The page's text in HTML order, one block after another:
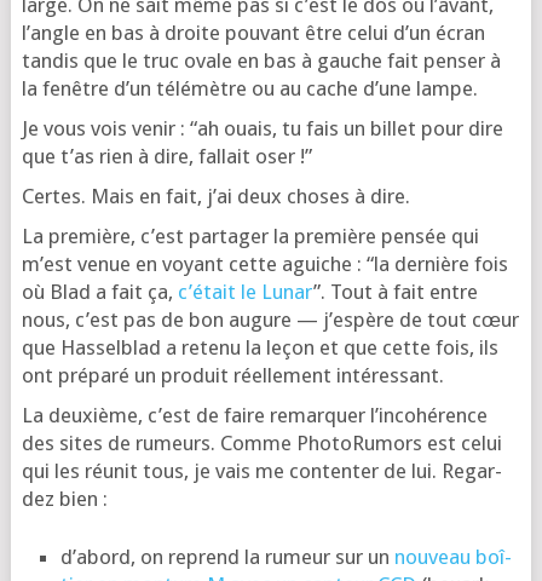
l’angle en bas à droite pou­vant être celui d’un écran
tan­dis que le truc ovale en bas à gauche fait pen­ser à
la fenêtre d’un télé­mètre ou au cache d’une lampe.
Je vous vois venir : “ah ouais, tu fais un billet pour dire
que t’as rien à dire, fal­lait oser !”
Certes. Mais en fait, j’ai deux choses à dire.
La pre­mière, c’est par­ta­ger la pre­mière pen­sée qui
m’est venue en voyant cette aguiche : “la der­nière fois
où Blad a fait ça, c’é­tait le Lunar”. Tout à fait entre
nous, c’est pas de bon augure — j’es­père de tout cœur
que Has­sel­blad a rete­nu la leçon et que cette fois, ils
ont pré­pa­ré un pro­duit réel­le­ment intéressant.
La deuxième, c’est de faire remar­quer l’in­co­hé­rence
des sites de rumeurs. Comme Pho­to­Ru­mors est celui
qui les réunit tous, je vais me conten­ter de lui. Regar­
dez bien :
d’a­bord, on reprend la rumeur sur un nou­veau boî­